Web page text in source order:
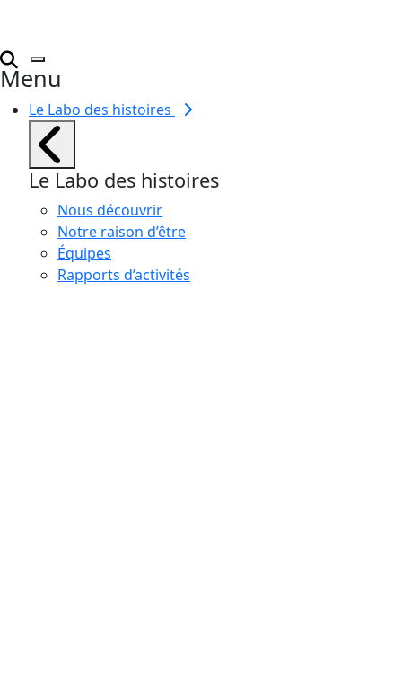
Menu
Le Labo des histoires
Le Labo des histoires
Nous découvrir
Notre raison d’être
Équipes
Rapports d’activités